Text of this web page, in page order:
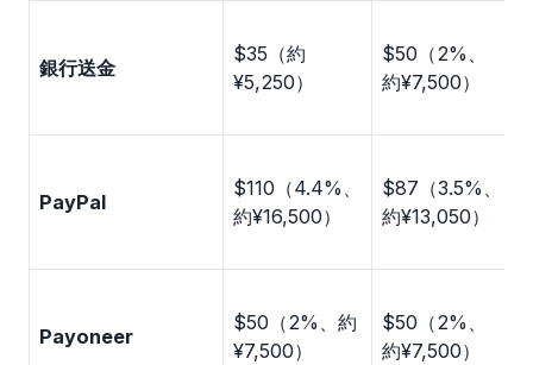
銀行送金
$35（約
¥5,250）
$50（2%、
約¥7,500）
PayPal
$110（4.4%、
約¥16,500）
$87（3.5%、
約¥13,050）
Payoneer
$50（2%、約
¥7,500）
$50（2%、
約¥7,500）